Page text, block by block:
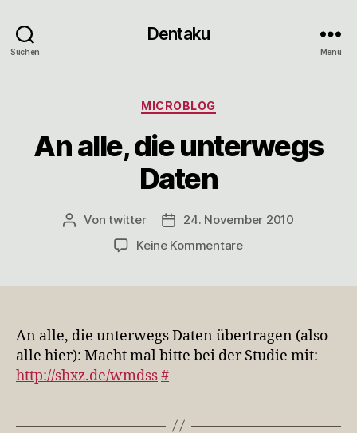
Suchen
Dentaku
Menü
Kategorien
MICROBLOG
An alle, die unterwegs
Daten
Beitragsautor
Vontwitter Veröffentlichungsdatum
24. November 2010
Keine Kommentarezu
Daten
An alle, die unterwegs Daten übertragen (also
alle hier): Macht mal bitte bei der Studie mit:
http://shxz.de/wmdss#